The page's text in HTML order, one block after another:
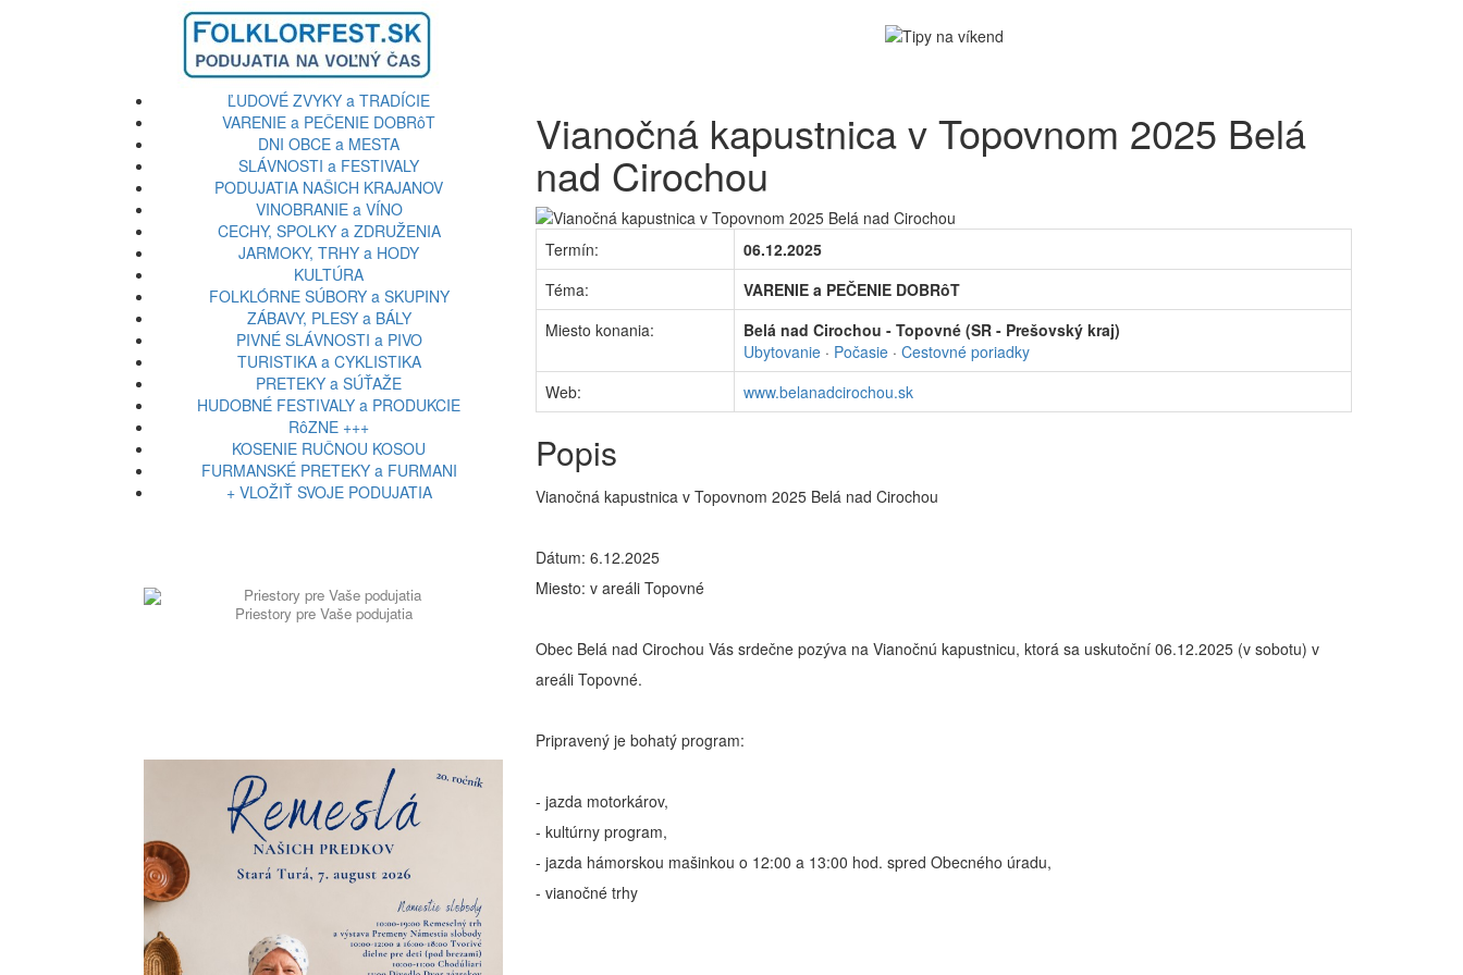
ĽUDOVÉ ZVYKY a TRADÍCIE
VARENIE a PEČENIE DOBRôT
DNI OBCE a MESTA
SLÁVNOSTI a FESTIVALY
PODUJATIA NAŠICH KRAJANOV
VINOBRANIE a VÍNO
CECHY, SPOLKY a ZDRUŽENIA
JARMOKY, TRHY a HODY
KULTÚRA
FOLKLÓRNE SÚBORY a SKUPINY
ZÁBAVY, PLESY a BÁLY
PIVNÉ SLÁVNOSTI a PIVO
TURISTIKA a CYKLISTIKA
PRETEKY a SÚŤAŽE
HUDOBNÉ FESTIVALY a PRODUKCIE
RôZNE +++
KOSENIE RUČNOU KOSOU
FURMANSKÉ PRETEKY a FURMANI
+ VLOŽIŤ SVOJE PODUJATIA
Priestory pre Vaše podujatia
Vianočná kapustnica v Topovnom 2025 Belá
nad Cirochou
Termín:
06.12.2025
Téma:
VARENIE a PEČENIE DOBRôT
Miesto konania:
Belá nad Cirochou - Topovné (SR - Prešovský kraj)
Ubytovanie · Počasie · Cestovné poriadky
Web:
www.belanadcirochou.sk
Popis
Vianočná kapustnica v Topovnom 2025 Belá nad Cirochou
Dátum: 6.12.2025
Miesto: v areáli Topovné
Obec Belá nad Cirochou Vás srdečne pozýva na Vianočnú kapustnicu, ktorá sa uskutoční 06.12.2025 (v sobotu) v
areáli Topovné.
Pripravený je bohatý program:
- jazda motorkárov,
- kultúrny program,
- jazda hámorskou mašinkou o 12:00 a 13:00 hod. spred Obecného úradu,
- vianočné trhy